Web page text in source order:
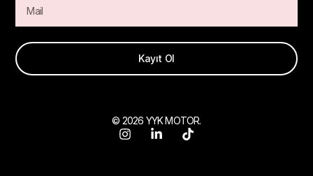
Kayıt Ol
© 2026 YYK MOTOR.